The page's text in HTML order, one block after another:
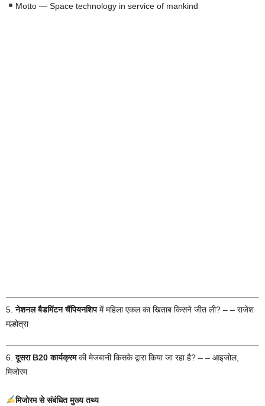
Motto — Space technology in service of mankind
5.नेशनल बैडमिंटन चैंपियनशिपमें महिला एकल का खिताब किसने जीत ली? – – राजेश
मल्होत्रा
6.दूसरा B20 कार्यक्रमकी मेजबानी किसके द्वारा किया जा रहा है? – – आइजोल,
मिजोरम
मिजोरम से संबंधित मुख्य तथ्य